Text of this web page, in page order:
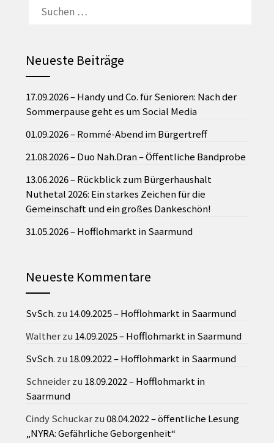
NACH:
Neueste Beiträge
17.09.2026 – Handy und Co. für Senioren: Nach der
Sommerpause geht es um Social Media
01.09.2026 – Rommé-Abend im Bürgertreff
21.08.2026 – Duo Nah.Dran – Öffentliche Bandprobe
13.06.2026 – Rückblick zum Bürgerhaushalt
Nuthetal 2026: Ein starkes Zeichen für die
Gemeinschaft und ein großes Dankeschön!
31.05.2026 – Hofflohmarkt in Saarmund
Neueste Kommentare
SvSch. zu 14.09.2025 – Hofflohmarkt in Saarmund
Waltherzu 14.09.2025 – Hofflohmarkt in Saarmund
SvSch. zu 18.09.2022 – Hofflohmarkt in Saarmund
Schneiderzu 18.09.2022 – Hofflohmarkt in
Saarmund
Cindy Schuckarzu08.04.2022 – öffentliche Lesung
„NYRA: Gefährliche Geborgenheit“